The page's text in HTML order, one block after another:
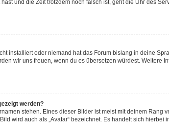
und die Zeit trotzdem noch falsch ist, geht die Uhr des
installiert oder niemand hat das Forum bislang in deine
wir uns freuen, wenn du es übersetzen würdest. Weitere
werden?
stehen. Eines dieser Bilder ist meist mit deinem
wird auch als „Avatar“ bezeichnet. Es handelt sich